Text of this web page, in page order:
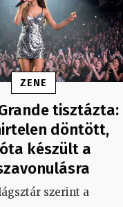
ZENE
tisztázta:
döntött,
készült a
szerint a